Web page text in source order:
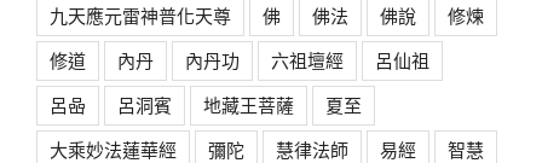
九天應元雷神普化天尊
佛 佛法 佛說
修煉
修道
內丹 內丹功 六祖壇經
呂仙祖
呂喦
呂洞賓 地藏王菩薩
夏至
大乘妙法蓮華經
彌陀 慧律法師 易經
智慧